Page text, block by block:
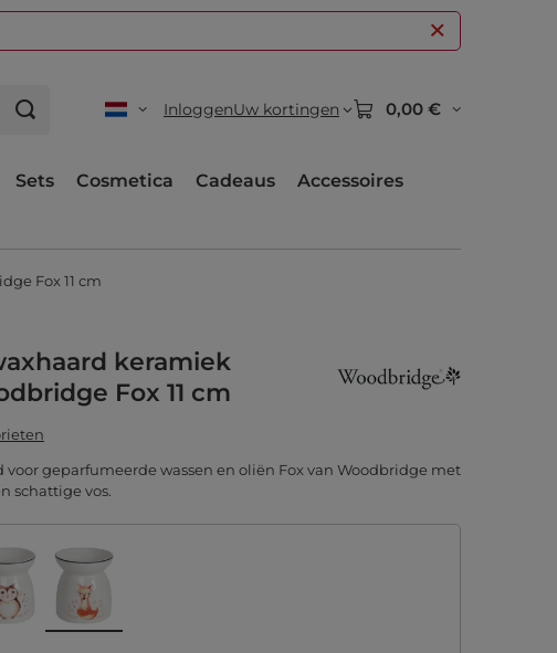
InloggenUw kortingen 0,00 €
Sets Cosmetica Cadeaus
Accessoires
Fox 11 cm
keramiek
Fox 11 cm
geparfumeerde wassen en oliën Fox van Woodbridge met
schattige vos.